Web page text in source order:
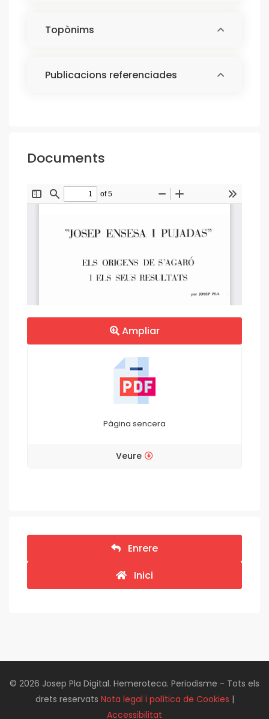
Topònims
Publicacions referenciades
Documents
Ampliar
Pàgina sencera
Veure
Enrere
Inici
© 2026 Josep Pla Digital. Hemeroteca. Periodisme - Tots els
drets reservats Nota legal i política de Cookies |
Accessibilitat